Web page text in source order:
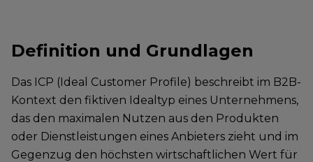
Definition und Grundlagen
Das ICP (Ideal Customer Profile) beschreibt im B2B-
Kontext den fiktiven Idealtyp eines Unternehmens,
das den maximalen Nutzen aus den Produkten
oder Dienstleistungen eines Anbieters zieht und im
Gegenzug den höchsten wirtschaftlichen Wert für